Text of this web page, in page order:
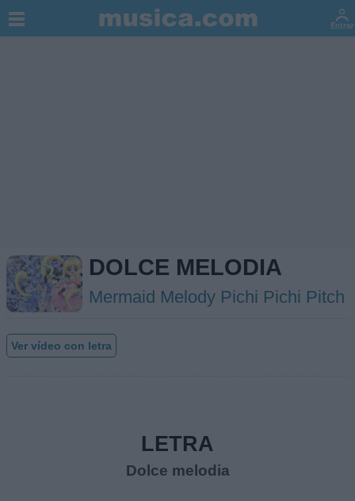
DOLCE MELODIA
Mermaid Melody Pichi Pichi Pitch
Ver vídeo con letra
LETRA
Dolce melodia